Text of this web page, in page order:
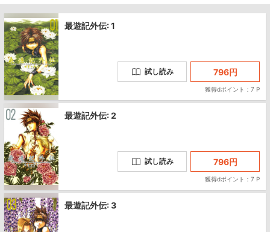
最遊記外伝: 1
試し読み 796円
獲得dポイント：7 P
最遊記外伝: 2
試し読み 796円
獲得dポイント：7 P
最遊記外伝: 3